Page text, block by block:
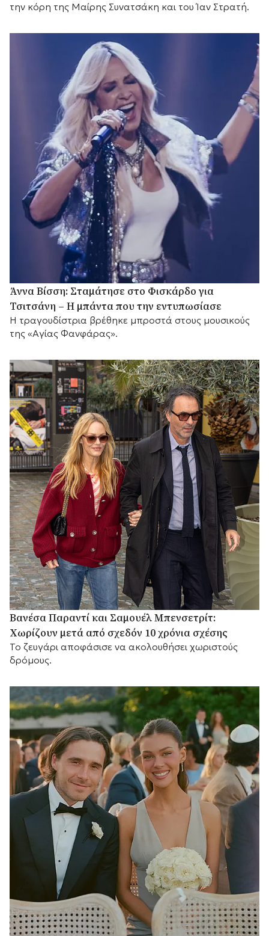
την κόρη της Μαίρης Συνατσάκη και του Ίαν Στρατή.
Άννα Βίσση: Σταμάτησε στο Φισκάρδο για
Τσιτσάνη – Η μπάντα που την εντυπωσίασε
Η τραγουδίστρια βρέθηκε μπροστά στους μουσικούς
της «Αγίας Φανφάρας».
Βανέσα Παραντί και Σαμουέλ Μπενσετρίτ:
Χωρίζουν μετά από σχεδόν 10 χρόνια σχέσης
Το ζευγάρι αποφάσισε να ακολουθήσει χωριστούς
δρόμους.